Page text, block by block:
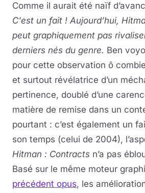
Comme il aurait été naïf
C'est un fait ! Aujourd’hui,
peut graphiquement pas
derniers nés du genre. Ben
pour cette observation ô
et surtout révélatrice d’un
pertinence, doublé d’une
matière de remise dans un
pourtant : c’est également un
son temps (celui de 2004),
Hitman : Contracts n’a pas
Basé sur le même moteur
précédent opus, les